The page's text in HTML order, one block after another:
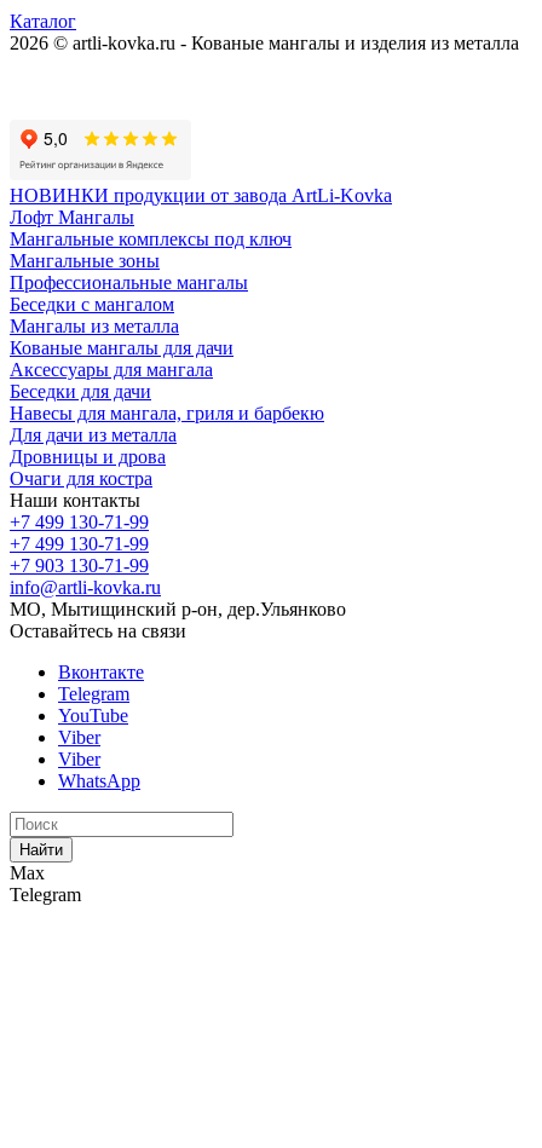
Каталог
2026 © artli-kovka.ru - Кованые мангалы и изделия из металла
НОВИНКИ продукции от завода ArtLi-Kovka
Лофт Мангалы
Мангальные комплексы под ключ
Мангальные зоны
Профессиональные мангалы
Беседки с мангалом
Мангалы из металла
Кованые мангалы для дачи
Аксессуары для мангала
Беседки для дачи
Навесы для мангала, гриля и барбекю
Для дачи из металла
Дровницы и дрова
Очаги для костра
Наши контакты
+7 499 130-71-99
+7 499 130-71-99
+7 903 130-71-99
info@artli-kovka.ru
МО, Мытищинский р-он, дер.Ульянково
Оставайтесь на связи
Вконтакте
Telegram
YouTube
Viber
Viber
WhatsApp
Найти
Max
Telegram